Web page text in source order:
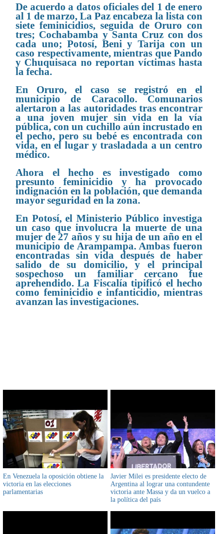
De acuerdo a datos oficiales del 1 de enero
al 1 de marzo, La Paz encabeza la lista con
siete feminicidios, seguida de Oruro con
tres; Cochabamba y Santa Cruz con dos
cada uno; Potosí, Beni y Tarija con un
caso respectivamente, mientras que Pando
y Chuquisaca no reportan víctimas hasta
la fecha.
En Oruro, el caso se registró en el
municipio de Caracollo. Comunarios
alertaron a las autoridades tras encontrar
a una joven mujer sin vida en la vía
pública, con un cuchillo aún incrustado en
el pecho, pero su bebé es encontrada con
vida, en el lugar y trasladada a un centro
médico.
Ahora el hecho es investigado como
presunto feminicidio y ha provocado
indignación en la población, que demanda
mayor seguridad en la zona.
En Potosí, el Ministerio Público investiga
un caso que involucra la muerte de una
mujer de 27 años y su hija de un año en el
municipio de Arampampa. Ambas fueron
encontradas sin vida después de haber
salido de su domicilio, y el principal
sospechoso un familiar cercano fue
aprehendido. La Fiscalía tipificó el hecho
como feminicidio e infanticidio, mientras
avanzan las investigaciones.
En Venezuela la oposición obtiene la
victoria en las elecciones
parlamentarias
Javier Milei es presidente electo de
Argentina al lograr una contundente
victoria ante Massa y da un vuelco a
la política del país